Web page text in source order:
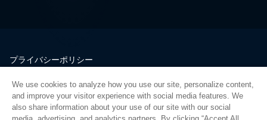
プライバシーポリシー
品質
サイトマップ
We use cookies to analyze how you use our site, personalize content,
and improve your visitor experience with social media features. We
also share information about your use of our site with our social